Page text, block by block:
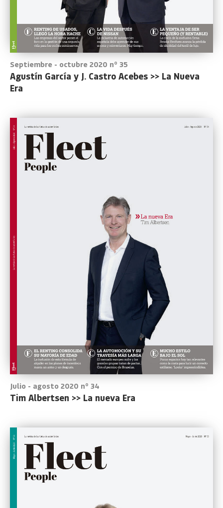
Septiembre - octubre 2020 nº 35
Agustín García y J. Castro Acebes >> La Nueva
Era
Julio - agosto 2020 nº 34
Tim Albertsen >> La nueva Era